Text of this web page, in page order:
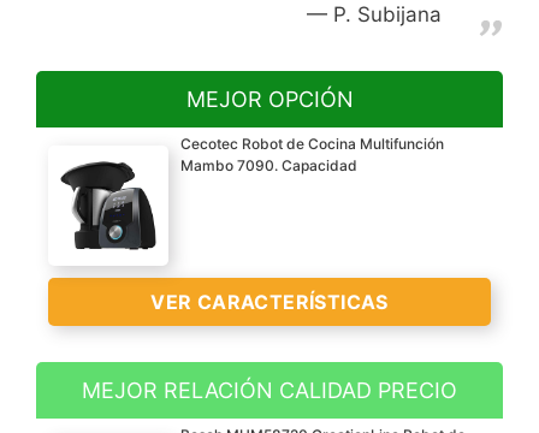
P. Subijana
MEJOR OPCIÓN
Cecotec Robot de Cocina Multifunción
Mambo 7090. Capacidad
VER CARACTERÍSTICAS
Jarra de acero inoxidable
MEJOR RELACIÓN CALIDAD PRECIO